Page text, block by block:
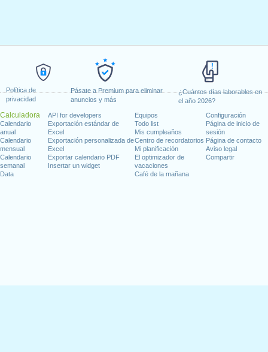
Política de
privacidad
Pásate a Premium para eliminar
anuncios y más
¿Cuántos días laborables en
el año 2026?
Calculadora
Calendario
anual
Calendario
mensual
Calendario
semanal
Data
API for developers
Exportación estándar de
Excel
Exportación personalizada de
Excel
Exportar calendario PDF
Insertar un widget
Equipos
Todo list
Mis cumpleaños
Centro de recordatorios
Mi planificación
El optimizador de
vacaciones
Café de la mañana
Configuración
Página de inicio de
sesión
Página de contacto
Aviso legal
Compartir